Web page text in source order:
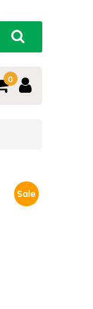
0
Sale